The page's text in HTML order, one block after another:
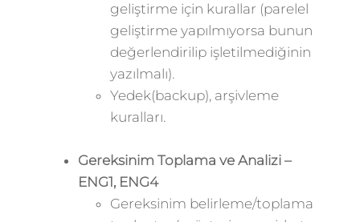
geliştirme için kurallar (parelel
geliştirme yapılmıyorsa bunun
değerlendirilip işletilmediğinin
yazılmalı).
Yedek(backup), arşivleme
kuralları.
Gereksinim Toplama ve Analizi –
ENG1, ENG4
Gereksinim belirleme/toplama